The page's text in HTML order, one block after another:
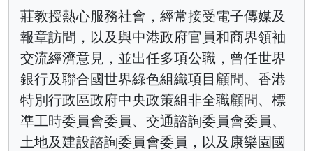
莊教授熱心服務社會，經常接受電子傳媒及
報章訪問，以及與中港政府官員和商界領袖
交流經濟意見，並出任多項公職，曾任世界
銀行及聯合國世界綠色組織項目顧問、香港
特別行政區政府中央政策組非全職顧問、標
凖工時委員會委員、交通諮詢委員會委員、
土地及建設諮詢委員會委員，以及康樂園國